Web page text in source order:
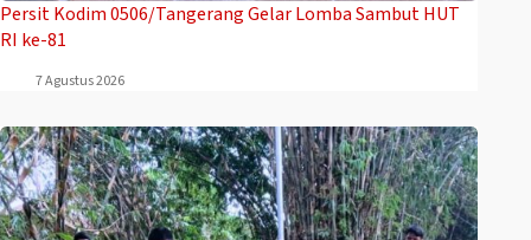
Persit Kodim 0506/Tangerang Gelar Lomba Sambut HUT
RI ke-81
7 Agustus 2026